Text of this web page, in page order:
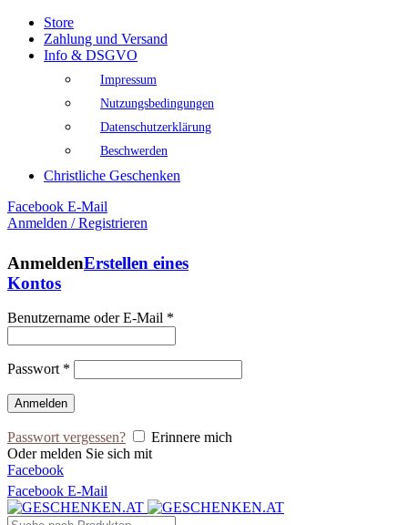
Store
Zahlung und Versand
Info & DSGVO
Impressum
Nutzungsbedingungen
Datenschutzerklärung
Beschwerden
Christliche Geschenken
Facebook E-Mail
Anmelden / Registrieren
AnmeldenErstellen eines
Kontos
Benutzername oder E-Mail *
Passwort *
Anmelden
Passwort vergessen?
Erinnere mich
Oder melden Sie sich mit
Facebook
Facebook E-Mail